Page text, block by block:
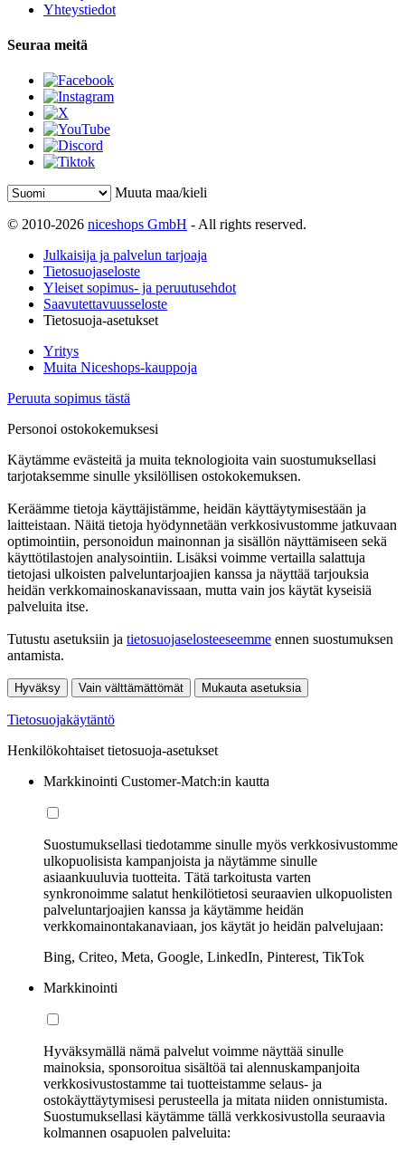
Yhteystiedot
Seuraa meitä
Muuta maa/kieli
© 2010-2026 niceshops GmbH - All rights reserved.
Julkaisija ja palvelun tarjoaja
Tietosuojaseloste
Yleiset sopimus- ja peruutusehdot
Saavutettavuusseloste
Tietosuoja-asetukset
Yritys
Muita Niceshops-kauppoja
Peruuta sopimus tästä
Personoi ostokokemuksesi
Käytämme evästeitä ja muita teknologioita vain suostumuksellasi
tarjotaksemme sinulle yksilöllisen ostokokemuksen.
Keräämme tietoja käyttäjistämme, heidän käyttäytymisestään ja
laitteistaan. Näitä tietoja hyödynnetään verkkosivustomme jatkuvaan
optimointiin, personoidun mainonnan ja sisällön näyttämiseen sekä
käyttötilastojen analysointiin. Lisäksi voimme vertailla salattuja
tietojasi ulkoisten palveluntarjoajien kanssa ja näyttää tarjouksia
heidän verkkomainoskanavissaan, mutta vain jos käytät kyseisiä
palveluita itse.
Tutustu asetuksiin ja tietosuojaselosteeseemme ennen suostumuksen
antamista.
Hyväksy Vain välttämättömät Mukauta asetuksia
Tietosuojakäytäntö
Henkilökohtaiset tietosuoja-asetukset
Markkinointi Customer-Match:in kautta
Suostumuksellasi tiedotamme sinulle myös verkkosivustomme
ulkopuolisista kampanjoista ja näytämme sinulle
asiaankuuluvia tuotteita. Tätä tarkoitusta varten
synkronoimme salatut henkilötietosi seuraavien ulkopuolisten
palveluntarjoajien kanssa ja käytämme heidän
verkkomainontakanaviaan, jos käytät jo heidän palvelujaan:
Bing, Criteo, Meta, Google, LinkedIn, Pinterest, TikTok
Markkinointi
Hyväksymällä nämä palvelut voimme näyttää sinulle
mainoksia, sponsoroitua sisältöä tai alennuskampanjoita
verkkosivustostamme tai tuotteistamme selaus- ja
ostokäyttäytymisesi perusteella ja mitata niiden onnistumista.
Suostumuksellasi käytämme tällä verkkosivustolla seuraavia
kolmannen osapuolen palveluita: